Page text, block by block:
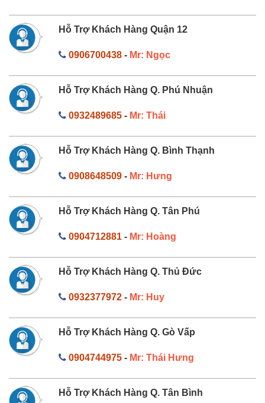
Hỗ Trợ Khách Hàng Quận 12
0906700438- Mr: Ngọc
Hỗ Trợ Khách Hàng Q. Phú Nhuận
0932489685- Mr: Thái
Hỗ Trợ Khách Hàng Q. Bình Thạnh
0908648509- Mr: Hưng
Hỗ Trợ Khách Hàng Q. Tân Phú
0904712881- Mr: Hoàng
Hỗ Trợ Khách Hàng Q. Thủ Đức
0932377972- Mr: Huy
Hỗ Trợ Khách Hàng Q. Gò Vấp
0904744975- Mr: Thái Hưng
Hỗ Trợ Khách Hàng Q. Tân Bình